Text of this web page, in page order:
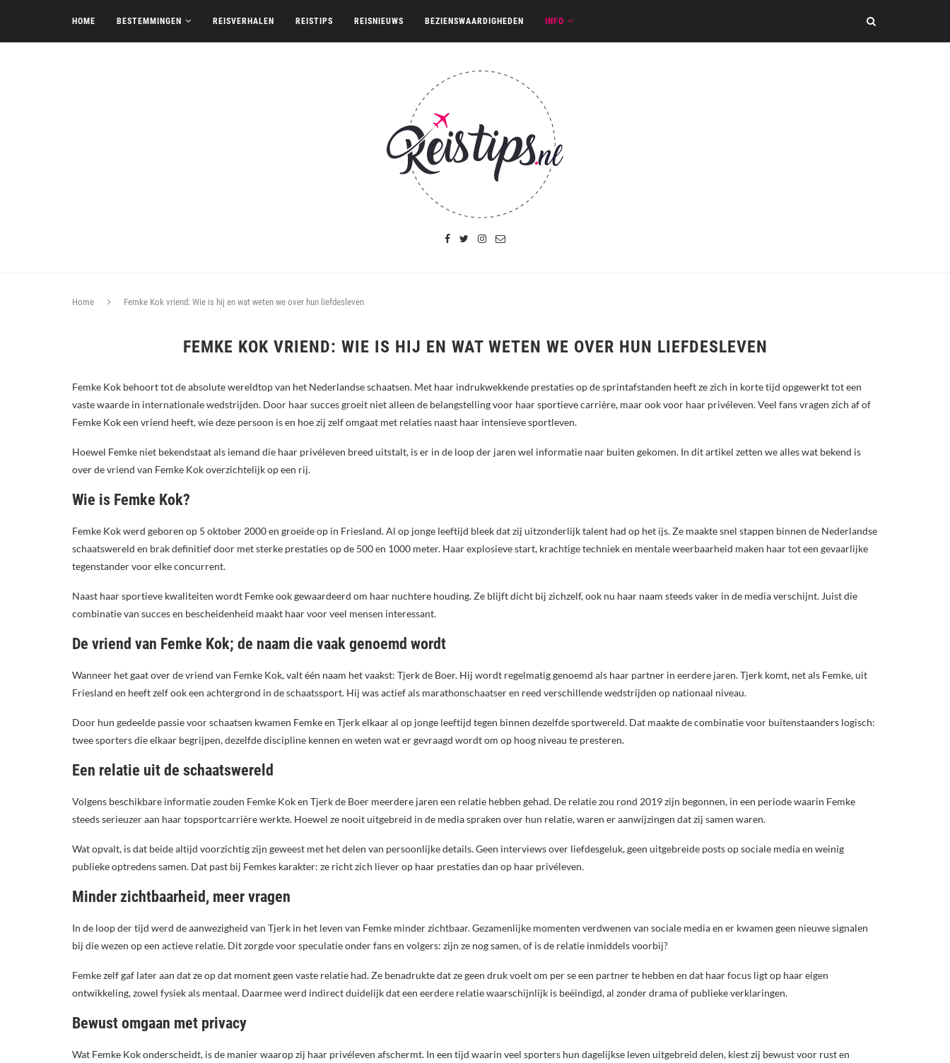
HOME BESTEMMINGEN REISVERHALEN REISTIPS REISNIEUWS BEZIENSWAARDIGHEDEN INFO
Home Femke Kok vriend: Wie is hij en wat weten we over hun liefdesleven
FEMKE KOK VRIEND: WIE IS HIJ EN WAT WETEN WE OVER HUN LIEFDESLEVEN
Femke Kok behoort tot de absolute wereldtop van het Nederlandse schaatsen. Met haar indrukwekkende prestaties op de sprintafstanden heeft ze zich in korte tijd opgewerkt tot een
vaste waarde in internationale wedstrijden. Door haar succes groeit niet alleen de belangstelling voor haar sportieve carrière, maar ook voor haar privéleven. Veel fans vragen zich af of
Femke Kok een vriend heeft, wie deze persoon is en hoe zij zelf omgaat met relaties naast haar intensieve sportleven.
Hoewel Femke niet bekendstaat als iemand die haar privéleven breed uitstalt, is er in de loop der jaren wel informatie naar buiten gekomen. In dit artikel zetten we alles wat bekend is
over de vriend van Femke Kok overzichtelijk op een rij.
Wie is Femke Kok?
Femke Kok werd geboren op 5 oktober 2000 en groeide op in Friesland. Al op jonge leeftijd bleek dat zij uitzonderlijk talent had op het ijs. Ze maakte snel stappen binnen de Nederlandse
schaatswereld en brak definitief door met sterke prestaties op de 500 en 1000 meter. Haar explosieve start, krachtige techniek en mentale weerbaarheid maken haar tot een gevaarlijke
tegenstander voor elke concurrent.
Naast haar sportieve kwaliteiten wordt Femke ook gewaardeerd om haar nuchtere houding. Ze blijft dicht bij zichzelf, ook nu haar naam steeds vaker in de media verschijnt. Juist die
combinatie van succes en bescheidenheid maakt haar voor veel mensen interessant.
De vriend van Femke Kok; de naam die vaak genoemd wordt
Wanneer het gaat over de vriend van Femke Kok, valt één naam het vaakst: Tjerk de Boer. Hij wordt regelmatig genoemd als haar partner in eerdere jaren. Tjerk komt, net als Femke, uit
Friesland en heeft zelf ook een achtergrond in de schaatssport. Hij was actief als marathonschaatser en reed verschillende wedstrijden op nationaal niveau.
Door hun gedeelde passie voor schaatsen kwamen Femke en Tjerk elkaar al op jonge leeftijd tegen binnen dezelfde sportwereld. Dat maakte de combinatie voor buitenstaanders logisch:
twee sporters die elkaar begrijpen, dezelfde discipline kennen en weten wat er gevraagd wordt om op hoog niveau te presteren.
Een relatie uit de schaatswereld
Volgens beschikbare informatie zouden Femke Kok en Tjerk de Boer meerdere jaren een relatie hebben gehad. De relatie zou rond 2019 zijn begonnen, in een periode waarin Femke
steeds serieuzer aan haar topsportcarrière werkte. Hoewel ze nooit uitgebreid in de media spraken over hun relatie, waren er aanwijzingen dat zij samen waren.
Wat opvalt, is dat beide altijd voorzichtig zijn geweest met het delen van persoonlijke details. Geen interviews over liefdesgeluk, geen uitgebreide posts op sociale media en weinig
publieke optredens samen. Dat past bij Femkes karakter: ze richt zich liever op haar prestaties dan op haar privéleven.
Minder zichtbaarheid, meer vragen
In de loop der tijd werd de aanwezigheid van Tjerk in het leven van Femke minder zichtbaar. Gezamenlijke momenten verdwenen van sociale media en er kwamen geen nieuwe signalen
bij die wezen op een actieve relatie. Dit zorgde voor speculatie onder fans en volgers: zijn ze nog samen, of is de relatie inmiddels voorbij?
Femke zelf gaf later aan dat ze op dat moment geen vaste relatie had. Ze benadrukte dat ze geen druk voelt om per se een partner te hebben en dat haar focus ligt op haar eigen
ontwikkeling, zowel fysiek als mentaal. Daarmee werd indirect duidelijk dat een eerdere relatie waarschijnlijk is beëindigd, al zonder drama of publieke verklaringen.
Bewust omgaan met privacy
Wat Femke Kok onderscheidt, is de manier waarop zij haar privéleven afschermt. In een tijd waarin veel sporters hun dagelijkse leven uitgebreid delen, kiest zij bewust voor rust en